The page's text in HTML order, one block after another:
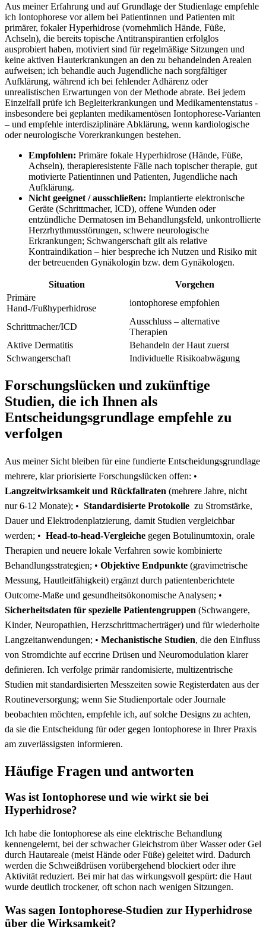
Aus meiner Erfahrung und‍ auf Grundlage der Studienlage ​empfehle ​
ich ​Iontophorese vor‌ allem bei Patientinnen und Patienten mit
primärer, fokaler Hyperhidrose (vornehmlich Hände, Füße,
Achseln),⁤ die bereits topische Antitranspirantien erfolglos
ausprobiert haben, motiviert sind für ‌regelmäßige Sitzungen und
keine aktiven ‌Hauterkrankungen an den zu‍ behandelnden‍ Arealen
aufweisen; ich behandle auch Jugendliche nach sorgfältiger
Aufklärung, während ich bei‍ fehlender Adhärenz oder
⁣unrealistischen Erwartungen ‍von der ‍Methode ⁢abrate. Bei jedem‌
Einzelfall prüfe ich Begleiterkrankungen und Medikamentenstatus ‍-
insbesondere⁢ bei ⁢geplanten medikamentösen Iontophorese-Varianten
– und empfehle ‌interdisziplinäre Abklärung,​ wenn kardiologische
oder neurologische ‌Vorerkrankungen bestehen.
Empfohlen: Primäre fokale Hyperhidrose (Hände,​ Füße,
Achseln), therapieresistente Fälle nach ‍topischer therapie, gut
motivierte Patientinnen und ​Patienten, Jugendliche nach
Aufklärung.
Nicht geeignet‍ / ausschließen: Implantierte elektronische
Geräte (Schrittmacher, ICD), offene Wunden oder ​
entzündliche​ Dermatosen im Behandlungsfeld, unkontrollierte‍
Herzrhythmusstörungen, schwere neurologische
Erkrankungen; Schwangerschaft gilt als relative
⁤Kontraindikation – hier bespreche ich ‌Nutzen und Risiko mit
der betreuenden Gynäkologin bzw.​ dem Gynäkologen.
Situation
Vorgehen
Primäre
Hand-/Fußhyperhidrose
iontophorese ⁤empfohlen
Schrittmacher/ICD
Ausschluss – alternative
Therapien
Aktive Dermatitis
Behandeln der Haut ⁤zuerst
Schwangerschaft
Individuelle Risikoabwägung
Forschungslücken und zukünftige
Studien, die ich Ihnen ⁣als
Entscheidungsgrundlage empfehle zu
verfolgen
Aus meiner ⁣Sicht bleiben für eine fundierte Entscheidungsgrundlage
mehrere, ​klar priorisierte Forschungslücken offen: ⁢•
Langzeitwirksamkeit ⁢und Rückfallraten (mehrere Jahre, nicht
nur 6-12 Monate); • ‌ Standardisierte Protokolle ⁢ zu Stromstärke,
Dauer und Elektrodenplatzierung, damit Studien‌ vergleichbar
werden; • ‌ Head‑to‑head‑Vergleiche gegen ‍Botulinumtoxin, ​orale
Therapien ‌und neuere lokale ‌Verfahren sowie kombinierte
Behandlungsstrategien; • Objektive Endpunkte (gravimetrische
Messung, Hautleitfähigkeit) ergänzt durch patientenberichtete
Outcome‑Maße und gesundheitsökonomische Analysen; •
Sicherheitsdaten für spezielle Patientengruppen (Schwangere,
Kinder, ⁤Neuropathien, Herzschrittmacherträger) und für⁢ wiederholte
Langzeitanwendungen; • Mechanistische Studien, die den Einfluss
von Stromdichte auf⁢ eccrine Drüsen und Neuromodulation klarer
definieren. Ich verfolge primär​ randomisierte, ⁣multizentrische
Studien mit standardisierten‍ Messzeiten sowie Registerdaten‍ aus der
Routineversorgung; ​wenn Sie Studienportale‍ oder Journale
beobachten möchten, empfehle ich, auf ​solche Designs zu achten,
da sie die Entscheidung für oder gegen ‌Iontophorese in Ihrer Praxis
‌am zuverlässigsten ⁣informieren.
Häufige Fragen ⁣und​ antworten
Was ist Iontophorese und wie wirkt sie bei
Hyperhidrose?
Ich habe die Iontophorese als eine elektrische Behandlung
kennengelernt, bei ‌der schwacher Gleichstrom über Wasser ​oder Gel
durch Hautareale (meist‌ Hände oder ​Füße) geleitet wird. ⁢Dadurch
werden ⁣die Schweißdrüsen vorübergehend blockiert oder ihre
Aktivität reduziert. Bei mir hat das wirkungsvoll gespürt: die Haut
wurde⁣ deutlich​ trockener, oft schon nach wenigen Sitzungen.
Was sagen Iontophorese‑Studien zur ​Hyperhidrose
über‌ die Wirksamkeit?